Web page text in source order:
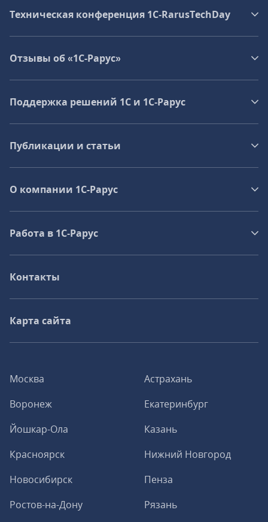
Москва
Астрахань
Воронеж
Екатеринбург
Йошкар-Ола
Казань
Красноярск
Нижний Новгород
Новосибирск
Пенза
Ростов-на-Дону
Рязань
Техническая конференция 1C‑RarusTechDay
Отзывы об «1С-Рарус»
Поддержка решений 1С и 1С‑Рарус
Публикации и статьи
О компании 1C-Рарус
Работа в 1С‑Рарус
Контакты
Карта сайта